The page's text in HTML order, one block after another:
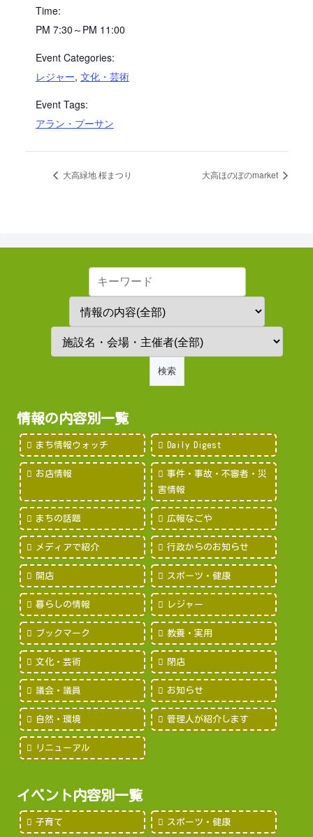
Time:
PM 7:30～PM 11:00
Event Categories:
レジャー, 文化・芸術
Event Tags:
アラン・プーサン
大高緑地 桜まつり 大高ほのぼのmarket
情報の内容別一覧
まち情報ウォッチ Daily Digest
お店情報
事件・事故・不審者・災
害情報
まちの話題 広報なごや
メディアで紹介 行政からのお知らせ
開店 スポーツ・健康
暮らしの情報 レジャー
ブックマーク 教養・実用
文化・芸術 閉店
議会・議員 お知らせ
自然・環境 管理人が紹介します
リニューアル
イベント内容別一覧
子育て スポーツ・健康